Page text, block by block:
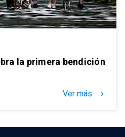
la primera bendición
Ver más keyboard_arrow_right